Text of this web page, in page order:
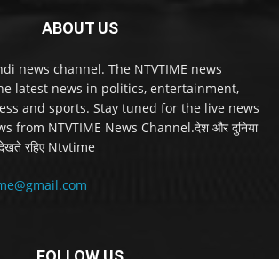
ABOUT US
news channel. The NTVTIME news
latest news in politics, entertainment,
and sports. Stay tuned for the live news
from NTVTIME News Channel.देश और दुनिया
रहिए Ntvtime